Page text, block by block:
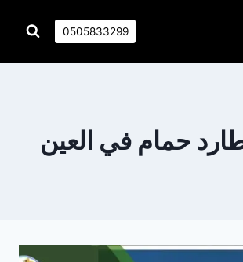
0505833299
حمام في العين